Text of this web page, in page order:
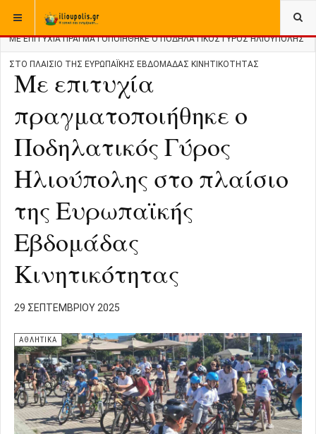
ΒΡΊΣΚΕΣΤΕ ΕΔΏ: ΑΡΧΙΚΉ
ΜΕ ΕΠΙΤΥΧΊΑ ΠΡΑΓΜΑΤΟΠΟΙΉΘΗΚΕ Ο ΠΟΔΗΛΑΤΙΚΌΣ ΓΎΡΟΣ ΗΛΙΟΎΠΟΛΗΣ
ΣΤΟ ΠΛΑΊΣΙΟ ΤΗΣ ΕΥΡΩΠΑΪΚΉΣ ΕΒΔΟΜΆΔΑΣ ΚΙΝΗΤΙΚΌΤΗΤΑΣ
Με επιτυχία
πραγματοποιήθηκε ο
Ποδηλατικός Γύρος
Ηλιούπολης στο πλαίσιο
της Ευρωπαϊκής
Εβδομάδας
Κινητικότητας
29 ΣΕΠΤΕΜΒΡΊΟΥ 2025
ΑΘΛΗΤΙΚΑ